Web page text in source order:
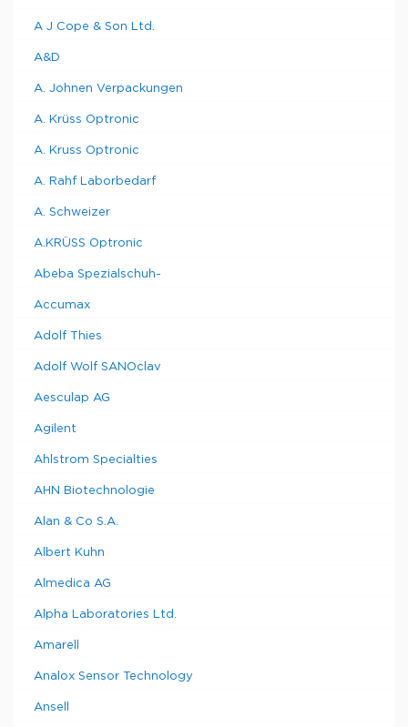
A J Cope & Son Ltd.
A&D
A. Johnen Verpackungen
A. Krüss Optronic
A. Kruss Optronic
A. Rahf Laborbedarf
A. Schweizer
A.KRÜSS Optronic
Abeba Spezialschuh-
Accumax
Adolf Thies
Adolf Wolf SANOclav
Aesculap AG
Agilent
Ahlstrom Specialties
AHN Biotechnologie
Alan & Co S.A.
Albert Kuhn
Almedica AG
Alpha Laboratories Ltd.
Amarell
Analox Sensor Technology
Ansell